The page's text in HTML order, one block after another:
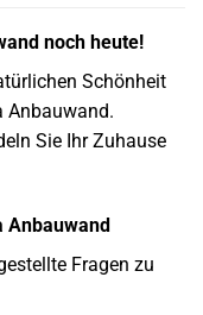
noch heute!
Schönheit
Anbauwand.
Sie Ihr Zuhause
Anbauwand
Fragen zu